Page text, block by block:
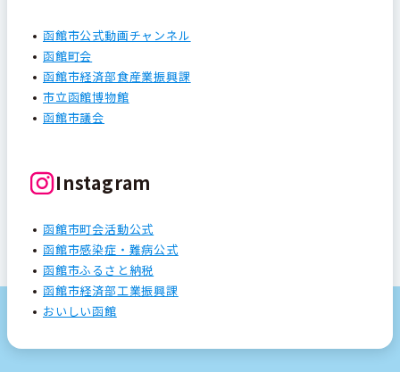
函館市公式動画チャンネル
函館町会
函館市経済部食産業振興課
市立函館博物館
函館市議会
Instagram
函館市町会活動公式
函館市感染症・難病公式
函館市ふるさと納税
函館市経済部工業振興課
おいしい函館